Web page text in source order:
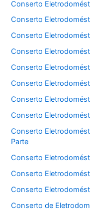
Conserto
Conserto
Conserto
Conserto
Conserto
Conserto
Conserto
Conserto
Conserto
Parte
Conserto
Conserto
Conserto
Conserto de